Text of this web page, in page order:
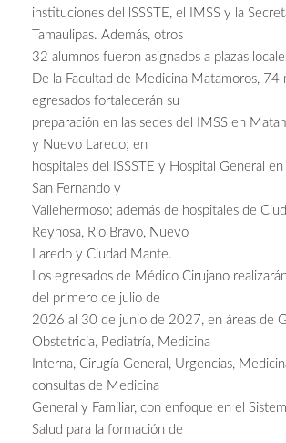
instituciones del lSSSTE, el IMSS y la
Tamaulipas. Además, otros
32 alumnos fueron asignados a plazas
De la Facultad de Medicina Matamoros, 74
egresados fortalecerán su
preparación en las sedes del IMSS en
y Nuevo Laredo; en
hospitales del ISSSTE y Hospital General
San Fernando y
Vallehermoso; además de hospitales de
Reynosa, Río Bravo, Nuevo
Laredo y Ciudad Mante.
Los egresados de Médico Cirujano
del primero de julio de
2026 al 30 de junio de 2027, en áreas de
Obstetricia, Pediatría, Medicina
Interna, Cirugía General, Urgencias,
consultas de Medicina
General y Familiar, con enfoque en el
Salud para la formación de